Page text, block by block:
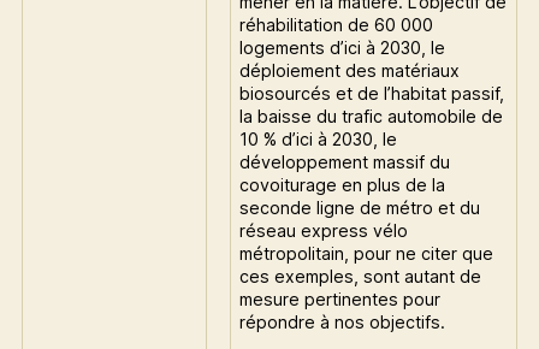
réhabilitation de 60 000
logements d’ici à 2030, le
déploiement des matériaux
biosourcés et de l’habitat passif,
la baisse du trafic automobile de
10 % d’ici à 2030, le
développement massif du
covoiturage en plus de la
seconde ligne de métro et du
réseau express vélo
métropolitain, pour ne citer que
ces exemples, sont autant de
mesure pertinentes pour
répondre à nos objectifs.